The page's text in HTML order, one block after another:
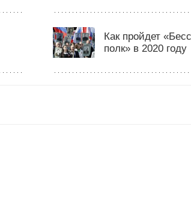
Как пройдет
полк» в 2020 году